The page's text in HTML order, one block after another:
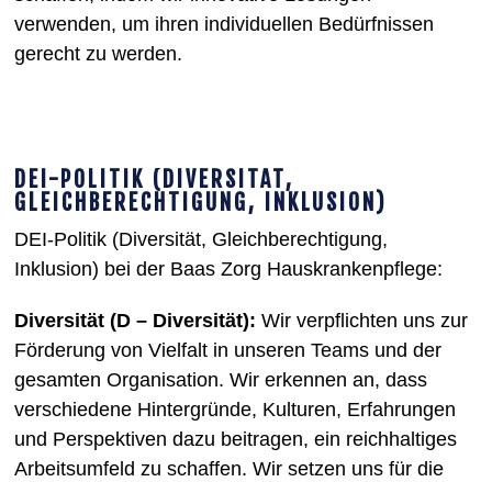
verwenden, um ihren individuellen Bedürfnissen
gerecht zu werden.
DEI-POLITIK (DIVERSITÄT,
GLEICHBERECHTIGUNG, INKLUSION)
DEI-Politik (Diversität, Gleichberechtigung,
Inklusion) bei der Baas Zorg Hauskrankenpflege:
Diversität (D – Diversität): Wir verpflichten uns zur
Förderung von Vielfalt in unseren Teams und der
gesamten Organisation. Wir erkennen an, dass
verschiedene Hintergründe, Kulturen, Erfahrungen
und Perspektiven dazu beitragen, ein reichhaltiges
Arbeitsumfeld zu schaffen. Wir setzen uns für die